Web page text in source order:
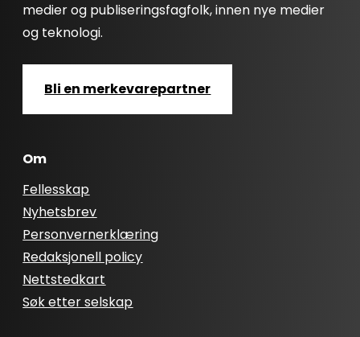
medier og publiseringsfagfolk, innen nye medier
og teknologi.
Bli en merkevarepartner
Om
Fellesskap
Nyhetsbrev
Personvernerklæring
Redaksjonell policy
Nettstedkart
Søk etter selskap